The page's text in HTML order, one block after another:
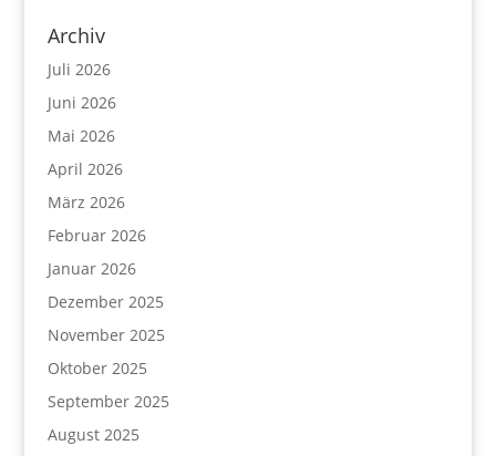
Archiv
Juli 2026
Juni 2026
Mai 2026
April 2026
März 2026
Februar 2026
Januar 2026
Dezember 2025
November 2025
Oktober 2025
September 2025
August 2025